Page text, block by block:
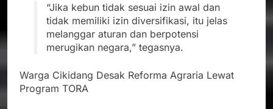
“Jika kebun tidak sesuai izin awal dan
tidak memiliki izin diversifikasi, itu jelas
melanggar aturan dan berpotensi
merugikan negara,” tegasnya.
Warga Cikidang Desak Reforma Agraria Lewat
Program TORA